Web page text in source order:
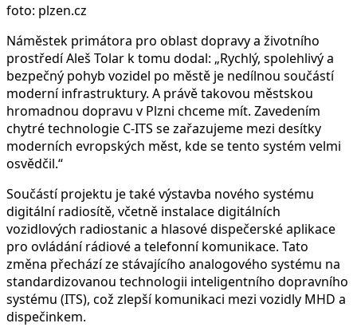
foto: plzen.cz
Náměstek primátora pro oblast dopravy a životního
prostředí Aleš Tolar k tomu dodal: „Rychlý, spolehlivý a
bezpečný pohyb vozidel po městě je nedílnou součástí
moderní infrastruktury. A právě takovou městskou
hromadnou dopravu v Plzni chceme mít. Zavedením
chytré technologie C-ITS se zařazujeme mezi desítky
moderních evropských měst, kde se tento systém velmi
osvědčil.“
Součástí projektu je také výstavba nového systému
digitální radiosítě, včetně instalace digitálních
vozidlových radiostanic a hlasové dispečerské aplikace
pro ovládání rádiové a telefonní komunikace. Tato
změna přechází ze stávajícího analogového systému na
standardizovanou technologii inteligentního dopravního
systému (ITS), což zlepší komunikaci mezi vozidly MHD a
dispečinkem.